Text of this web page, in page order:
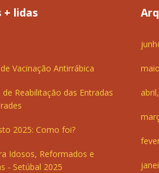
+ lidas
Vacinação Antirrábica
de Reabilitação das Entradas
2025: Como foi?
Idosos, Reformados e
- Setúbal 2025